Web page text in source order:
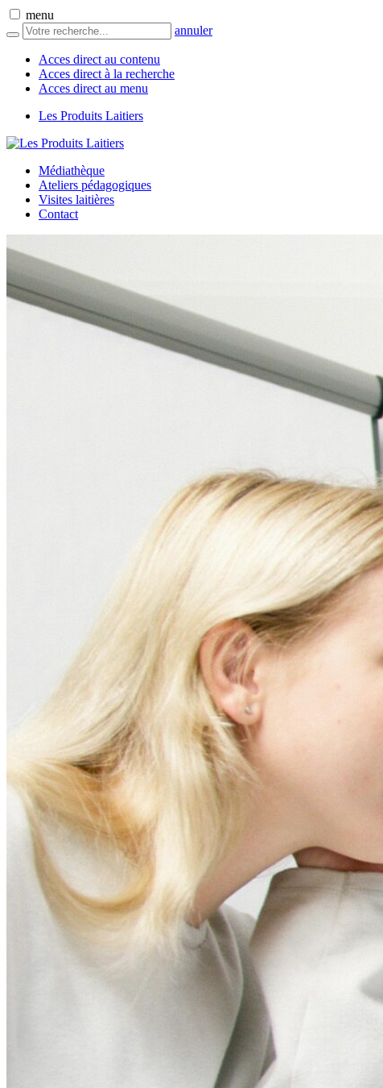
menu
annuler
Acces direct au contenu
Acces direct à la recherche
Acces direct au menu
Les Produits Laitiers
Médiathèque
Ateliers pédagogiques
Visites laitières
Contact